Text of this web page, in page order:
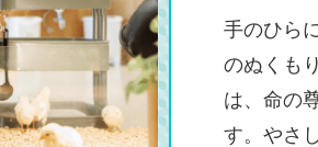
手のひら
のぬくも
は、命の
す。やさ